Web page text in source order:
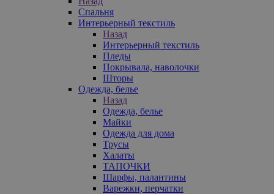
Спальня
Интерьерный текстиль
Назад
Интерьерный текстиль
Пледы
Покрывала, наволочки
Шторы
Одежда, белье
Назад
Одежда, белье
Майки
Одежда для дома
Трусы
Халаты
ТАПОЧКИ
Шарфы, палантины
Варежки, перчатки